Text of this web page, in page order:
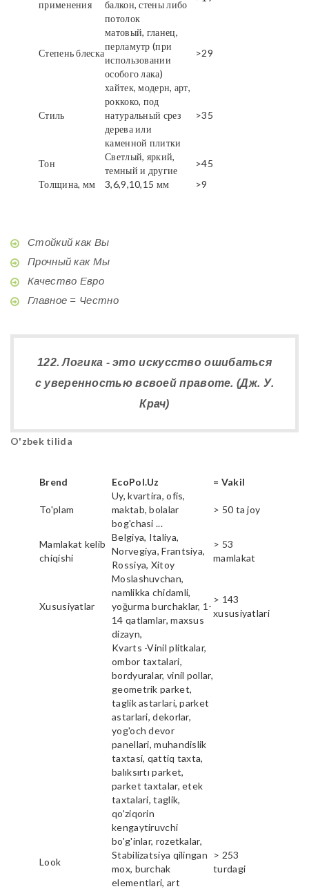
применения
балкон, стены либо
потолок
Степень блеска
матовый, гланец,
перламутр (при
использовании
особого лака)
>29
Стиль
хайтек, модерн, арт,
роккоко, под
натуральный срез
дерева или
каменной плитки
>35
Тон
Светлый, яркий,
темный и другие
>45
Толщина, мм
3,6,9,10,15 мм >9
Стойкий как Вы
Прочный как Мы
Качество Евро
Главное = Честно
122. Логика - это искусство ошибаться
с уверенностью всвоей правоте. (Дж. У.
Крач)
O'zbek tilida
Brend EcoPol.Uz = Vakil
To'plam
Uy, kvartira, ofis,
maktab, bolalar
bog'chasi ...
> 50 ta joy
Mamlakat kelib
chiqishi
Belgiya, Italiya,
Norvegiya, Frantsiya,
Rossiya, Xitoy
> 53
mamlakat
Xususiyatlar
Moslashuvchan,
namlikka chidamli,
yoğurma burchaklar, 1-
14 qatlamlar, maxsus
dizayn,
> 143
xususiyatlari
Look
Kvarts -Vinil plitkalar,
ombor taxtalari,
bordyuralar, vinil pollar,
geometrik parket,
taglik astarlari, parket
astarlari, dekorlar,
yog'och devor
panellari, muhandislik
taxtasi, qattiq taxta,
balıksırtı parket,
parket taxtalar, etek
taxtalari, taglik,
qo'ziqorin
kengaytiruvchi
bo'g'inlar, rozetkalar,
Stabilizatsiya qilingan
mox, burchak
elementlari, art
> 253
turdagi